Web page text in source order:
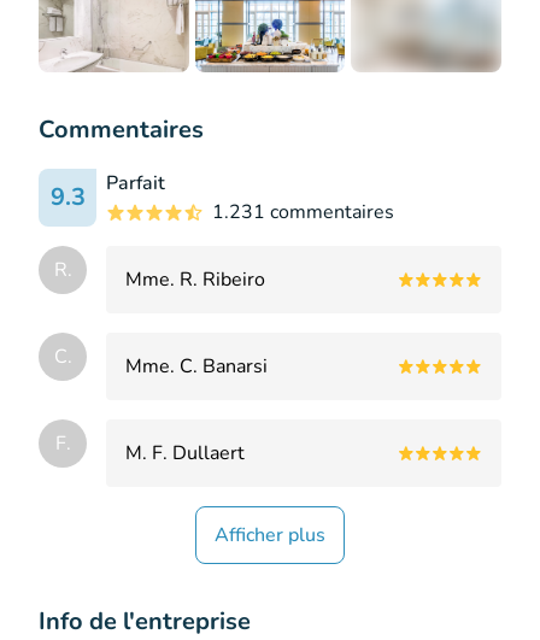
Commentaires
9.3
Parfait
1.231 commentaires
R. Mme. R. Ribeiro
C. Mme. C. Banarsi
F. M. F. Dullaert
Afficher plus
Info de l'entreprise